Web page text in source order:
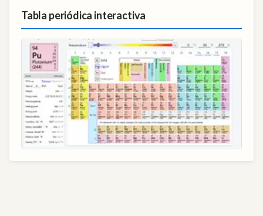
Tabla periódica interactiva